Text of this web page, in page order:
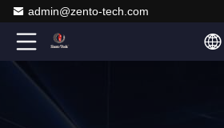
admin@zento-tech.com